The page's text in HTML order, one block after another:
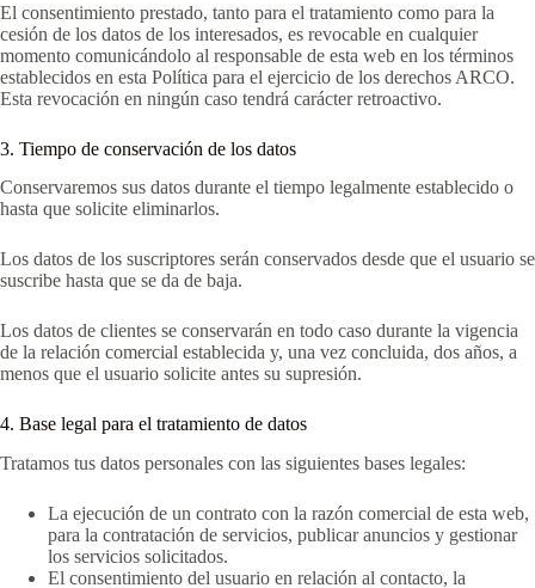
El consentimiento prestado, tanto para el tratamiento como para la
cesión de los datos de los interesados, es revocable en cualquier
momento comunicándolo al responsable de esta web en los términos
establecidos en esta Política para el ejercicio de los derechos ARCO.
Esta revocación en ningún caso tendrá carácter retroactivo.
3. Tiempo de conservación de los datos
Conservaremos sus datos durante el tiempo legalmente establecido o
hasta que solicite eliminarlos.
Los datos de los suscriptores serán conservados desde que el usuario se
suscribe hasta que se da de baja.
Los datos de clientes se conservarán en todo caso durante la vigencia
de la relación comercial establecida y, una vez concluida, dos años, a
menos que el usuario solicite antes su supresión.
4. Base legal para el tratamiento de datos
Tratamos tus datos personales con las siguientes bases legales:
La ejecución de un contrato con la razón comercial de esta web,
para la contratación de servicios, publicar anuncios y gestionar
los servicios solicitados.
El consentimiento del usuario en relación al contacto, la